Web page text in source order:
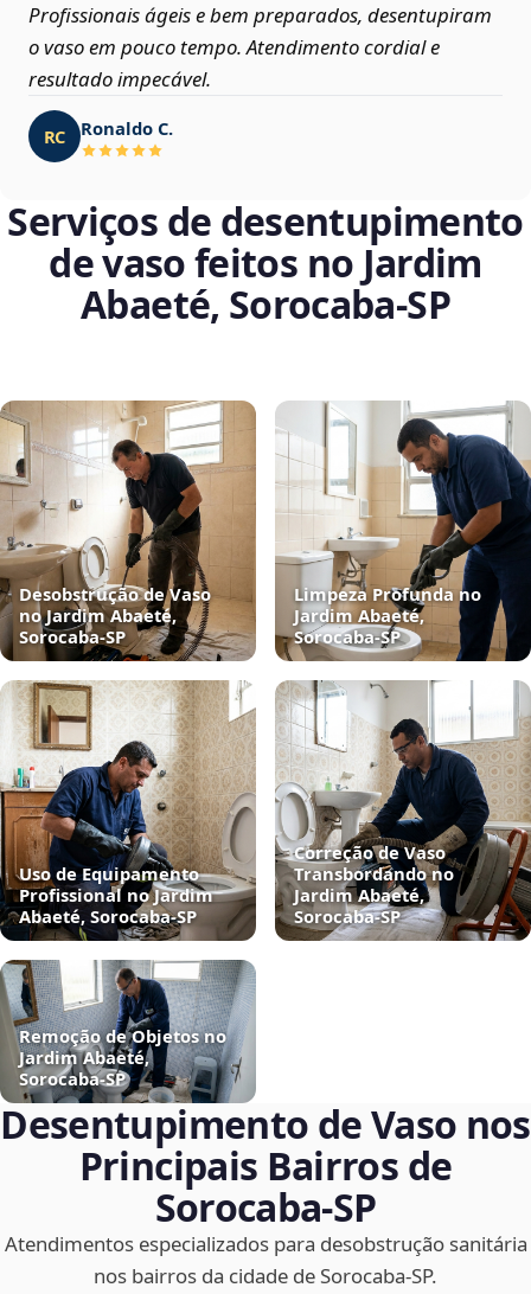
Profissionais ágeis e bem preparados, desentupiram
o vaso em pouco tempo. Atendimento cordial e
resultado impecável.
RC Ronaldo C.
Serviços de desentupimento
de vaso feitos no Jardim
Abaeté, Sorocaba‑SP
Desobstrução de Vaso
no Jardim Abaeté,
Sorocaba‑SP
Limpeza Profunda no
Jardim Abaeté,
Sorocaba‑SP
Uso de Equipamento
Profissional no Jardim
Abaeté, Sorocaba‑SP
Correção de Vaso
Transbordando no
Jardim Abaeté,
Sorocaba‑SP
Remoção de Objetos no
Jardim Abaeté,
Sorocaba‑SP
Desentupimento de Vaso nos
Principais Bairros de
Sorocaba‑SP
Atendimentos especializados para desobstrução sanitária
nos bairros da cidade de Sorocaba‑SP.